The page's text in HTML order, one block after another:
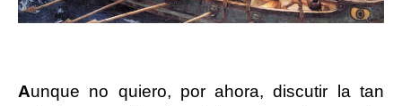
Aunque no quiero, por ahora, discutir la tan